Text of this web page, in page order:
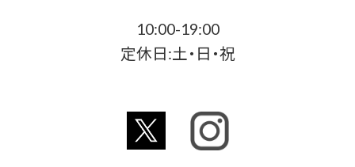
10:00-19:00
定休日:土・日・祝